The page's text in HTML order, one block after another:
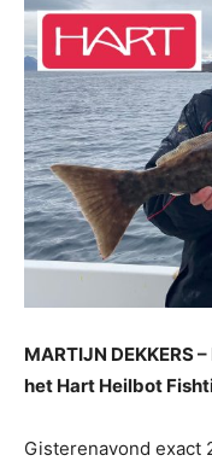
MARTIJN DEKKERS
het Hart Heilbot
Gisterenavond exact